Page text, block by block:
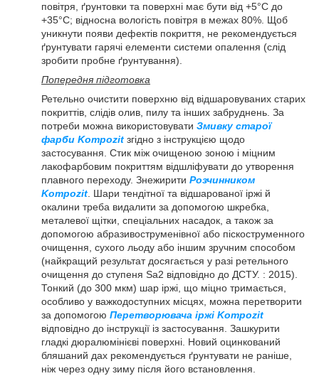
повітря, ґрунтовки та поверхні має бути від +5°C до
+35°C; відносна вологість повітря в межах 80%. Щоб
уникнути появи дефектів покриття, не рекомендується
ґрунтувати гарячі елементи системи опалення (слід
зробити пробне ґрунтування).
Попередня підготовка
Ретельно очистити поверхню від відшаровуваних старих
покриттів, слідів олив, пилу та інших забруднень. За
потреби можна використовувати Змивку старої
фарби Kompozit згідно з інструкцією щодо
застосування. Стик між очищеною зоною і міцним
лакофарбовим покриттям відшліфувати до утворення
плавного переходу. Знежирити Розчинником
Kompozit . Шари тендітної та відшарованої іржі й
окалини треба видалити за допомогою шкребка,
металевої щітки, спеціальних насадок, а також за
допомогою абразивоструменівної або піскоструменного
очищення, сухого льоду або іншим зручним способом
(найкращий результат досягається у разі ретельного
очищення до ступеня Sa2 відповідно до ДСТУ. : 2015).
Тонкий (до 300 мкм) шар іржі, що міцно тримається,
особливо у важкодоступних місцях, можна перетворити
за допомогою Перетворювача іржі Kompozit
відповідно до інструкції із застосування. Зашкурити
гладкі дюралюмінієві поверхні. Новий оцинкований
бляшаний дах рекомендується ґрунтувати не раніше,
ніж через одну зиму після його встановлення.